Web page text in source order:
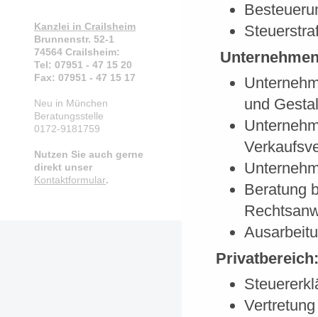
und
Beratung
Kanzlei in Crailsheim
Brunnenstr. 52-1
74564 Crailsheim:
Tel: 07951 - 47 15 20
Fax: 07951 - 47 15 17
Neu in München
Beratungsstelle
0172-9181759
Nutzen Sie auch gerne
direkt unser
Kontaktformular.